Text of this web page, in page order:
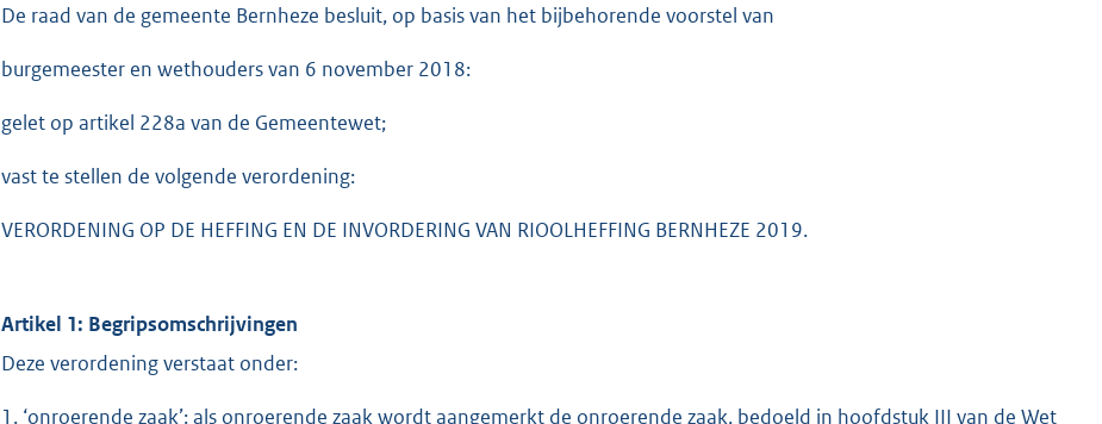
De raad van de gemeente Bernheze besluit, op basis van het bijbehorende voorstel van
burgemeester en wethouders van 6 november 2018:
gelet op artikel 228a van de Gemeentewet;
vast te stellen de volgende verordening:
VERORDENING OP DE HEFFING EN DE INVORDERING VAN RIOOLHEFFING BERNHEZE 2019.
Artikel 1: Begripsomschrijvingen
Deze verordening verstaat onder:
1. ‘onroerende zaak’: als onroerende zaak wordt aangemerkt de onroerende zaak, bedoeld in hoofdstuk III van de Wet